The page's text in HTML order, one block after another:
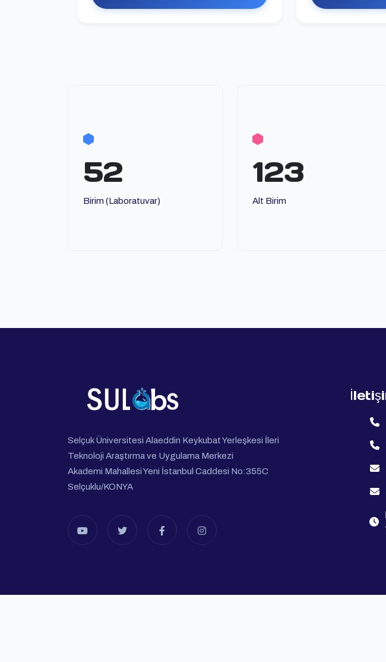
52
Birim (Laboratuvar)
123
Alt Birim
Selçuk Üniversitesi Alaeddin Keykubat Yerleşkesi İleri
Teknoloji Araştırma ve Uygulama Merkezi
Akademi Mahallesi Yeni İstanbul Caddesi No:355C
Selçuklu/KONYA